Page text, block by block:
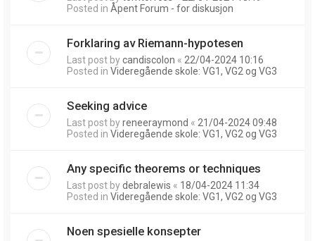
Posted in Åpent Forum - for diskusjon
Forklaring av Riemann-hypotesen
Last post bycandiscolon « 22/04-2024 10:16
Posted in Videregående skole: VG1, VG2 og VG3
Seeking advice
Last post byreneeraymond « 21/04-2024 09:48
Posted in Videregående skole: VG1, VG2 og VG3
Any specific theorems or techniques
Last post bydebralewis « 18/04-2024 11:34
Posted in Videregående skole: VG1, VG2 og VG3
Noen spesielle konsepter